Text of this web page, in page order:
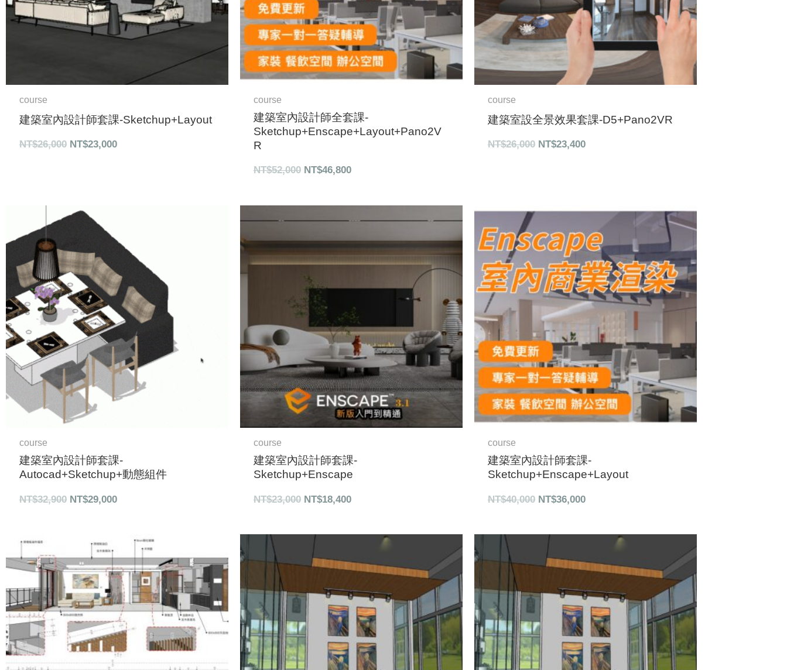
course
建築室內設計師套課-Sketchup+Layout
NT$26,000 NT$23,000
course
建築室內設計師全套課-
Sketchup+Enscape+Layout+Pano2V
R
NT$52,000 NT$46,800
course
建築室設全景效果套課-D5+Pano2VR
NT$26,000 NT$23,400
course
建築室內設計師套課-
Autocad+Sketchup+動態組件
NT$32,900
原
格：
NT$32,900。
NT$29,000
格：
NT$29,000。
course
建築室內設計師套課-
Sketchup+Enscape
NT$23,000
始
格：
NT$23,000。
NT$18,400
前
格：
NT$18,400。
course
建築室內設計師套課-
Sketchup+Enscape+Layout
NT$40,000
原
價
格：
NT$40,000。
NT$36,000
目
價
格：
NT$36,000。
價
格：
NT$23,450。
價
格：
NT$21,000。
始
價
NT$37,450。
價
NT$36,000。
始
價
NT$49,000。
價
NT$44,000。